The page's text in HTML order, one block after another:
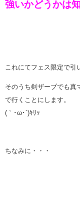
強いかどうかは
これにてフェス限定で引
そのうち剣ザーブでも真
で行くことにします。
(｀･ω･´)ｷﾘｯ
ちなみに・・・